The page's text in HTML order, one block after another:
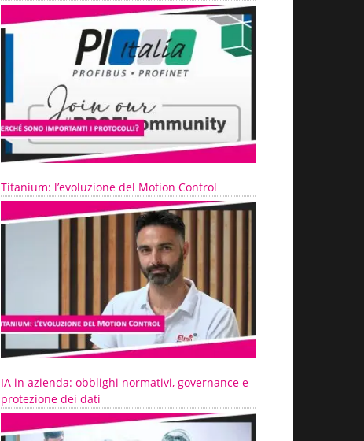
Titanium: l’evoluzione del Motion Control
IA in azienda: obblighi normativi, governance e
protezione dei dati